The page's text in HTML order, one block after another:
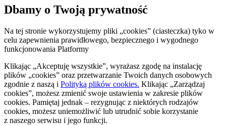
Dbamy o Twoją prywatność
Na tej stronie wykorzystujemy pliki „cookies” (ciasteczka) tyko w
celu zapewnienia prawidłowego, bezpiecznego i wygodnego
funkcjonowania Platformy
Klikając „Akceptuję wszystkie”, wyrażasz zgodę na instalację
plików „cookies” oraz przetwarzanie Twoich danych osobowych
zgodnie z naszą i Polityką plików cookies. Klikając „Zarządzaj
cookies”, możesz zmienić swoje ustawienia w zakresie plików
cookies. Pamiętaj jednak – rezygnując z niektórych rodzajów
cookies, możesz uniemożliwić lub utrudnić sobie korzystanie
z naszego serwisu i jego funkcji.